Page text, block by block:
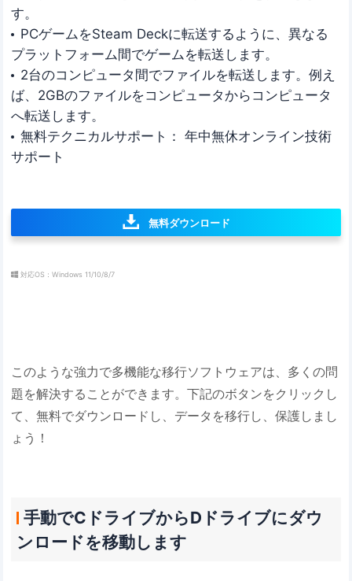
す。
PCゲームをSteam Deckに転送するように、異なる
プラットフォーム間でゲームを転送します。
2台のコンピュータ間でファイルを転送します。例え
ば、2GBのファイルをコンピュータからコンピュータ
へ転送します。
無料テクニカルサポート： 年中無休オンライン技術
サポート
無料ダウンロード
対応OS：Windows 11/10/8/7
このような強力で多機能な移行ソフトウェアは、多くの問
題を解決することができます。下記のボタンをクリックし
て、無料でダウンロードし、データを移行し、保護しまし
ょう！
手動でCドライブからDドライブにダウ
ンロードを移動します